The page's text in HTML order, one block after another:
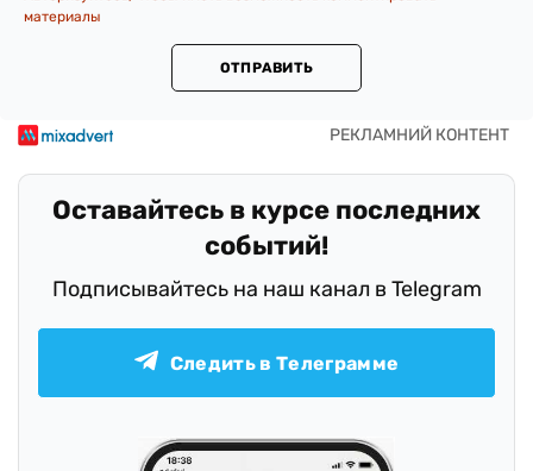
материалы
ОТПРАВИТЬ
Оставайтесь в курсе последних
событий!
Подписывайтесь на наш канал в Telegram
Следить в Телеграмме